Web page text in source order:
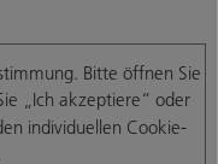
Bitte öffnen Sie
„Ich akzeptiere“ oder
individuellen Cookie-